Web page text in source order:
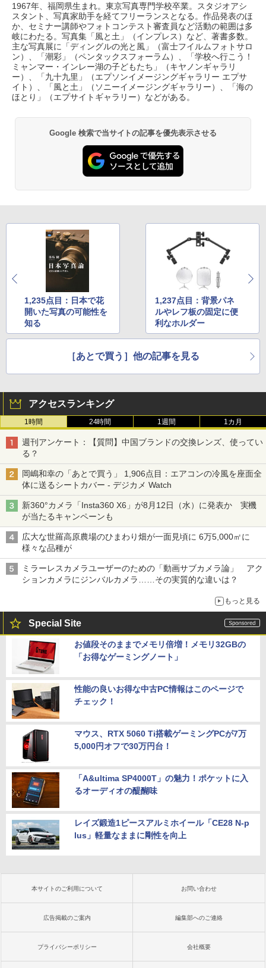
1967年、福岡県生まれ。東京写真専門学校卒業。スタジオアシ
スタント、写真家助手を経てフリーランスとなる。作品発表のほ
か、セミナー講師やフォトコンテスト審査員など活動の範囲は多
岐にわたる。写真集「風と土」（インプレス）など、著書多数。
主な写真展に「ディングルの光と風」（富士フイルムフォトサロ
ン）、「潮彩」（ペンタックスフォーラム）、「学校へ行こう！
ミャンマー・インレー湖の子どもたち」（キヤノンギャラリ
ー）、「九十九里」（エプソンイメージングギャラリー エプサ
イト）、「風と土」（ソニーイメージングギャラリー）、「海の
ほとり」（エプサイトギャラリー）などがある。
Google 検索で当サイトの記事を優先表示させる
1,235点目：日本で花
開いた写真の可能性を
知る
1,237点目：背景パネ
ルやレフ板の固定に便
利なホルダー
［あとで買う］他の記事を見る
アクセスランキング
1時間 24時間 1週間 1カ月
週刊アンケート：【質問】中国ブランドの交換レンズ、使ってい
る？
岡嶋和幸の「あとで買う」 1,906点目：エアコンの冷風を座面全
体に送るシートカバー - デジカメ Watch
新360°カメラ「Insta360 X6」が8月12日（水）に発表か 実機
が当たるキャンペーンも
広大な世羅高原農場のひまわり畑が一面見頃に 6万5,000㎡に
様々な品種が
ミラーレスカメラユーザーのための「動画サブカメラ論」 アク
ションカメラにジンバルカメラ……その実質的な違いは？
もっと見る
Special Site
お値段そのままでメモリ倍増！メモリ32GBの
「お得なゲーミングノート」
性能の良いお得な中古PC情報はこのページで
チェック！
マウス、RTX 5060 Ti搭載ゲーミングPCが7万
5,000円オフで30万円台！
「A&ultima SP4000T」の魅力！ポケットに入
るオーディオの醍醐味
レイズ鍛造1ピースアルミホイール「CE28 N-p
lus」軽量なままに剛性を向上
本サイトのご利用について お問い合わせ
広告掲載のご案内 編集部へのご連絡
プライバシーポリシー 会社概要